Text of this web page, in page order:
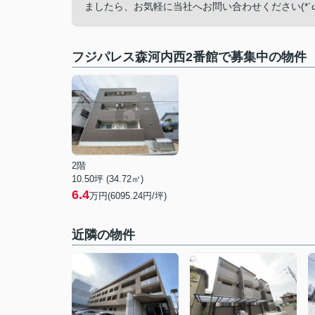
ましたら、お気軽に当社へお問い合わせください
フジパレス森河内西2番館で募集中の物件
2階
10.50坪 (34.72㎡)
6.4万円(6095.24円/坪)
近隣の物件